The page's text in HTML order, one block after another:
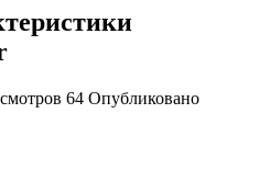
64 Опубликовано